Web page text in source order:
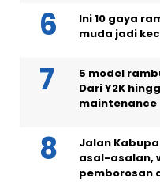
Ini 10 gaya
muda jadi
5 model
Dari Y2K
maintenance
Jalan
asal-asalan,
pemborosan